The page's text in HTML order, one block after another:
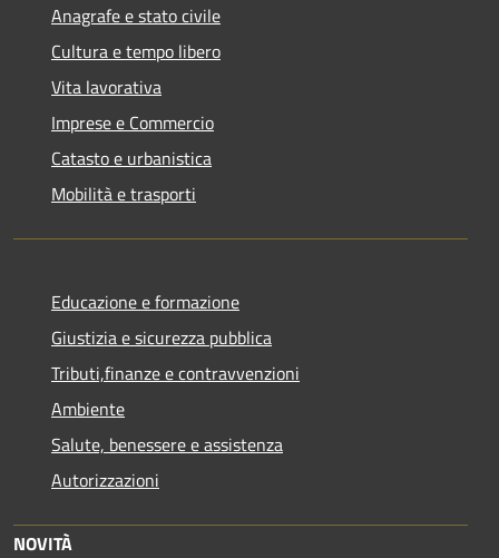
Anagrafe e stato civile
Cultura e tempo libero
Vita lavorativa
Imprese e Commercio
Catasto e urbanistica
Mobilità e trasporti
Educazione e formazione
Giustizia e sicurezza pubblica
Tributi,finanze e contravvenzioni
Ambiente
Salute, benessere e assistenza
Autorizzazioni
NOVITÀ